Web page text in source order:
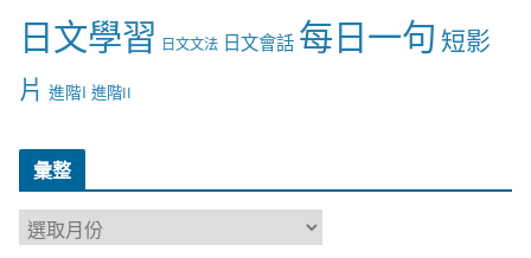
日文學習 日文文法 日文會話 每日一句 短影
片 進階I 進階II
彙整
彙
整